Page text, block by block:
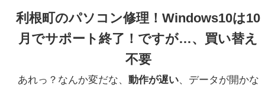
利根町のパソコン修理！Windows10は10
月でサポート終了！ですが…、買い替え
不要
あれっ？なんか変だな、 動作が遅い、データが開かな